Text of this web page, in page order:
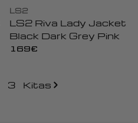
LS2
LS2 Riva Lady Jacket
Black Dark Grey Pink
Įprasta
169€
3 Kitas